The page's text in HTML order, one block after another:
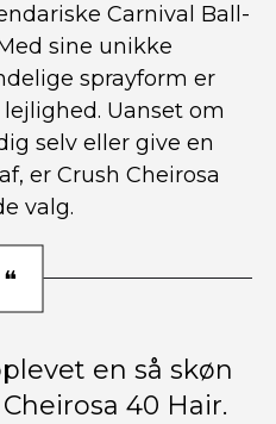
Carnival Ball-
sine unikke
sprayform er
Uanset om
selv eller give en
er Crush Cheirosa
valg.
en så skøn
40 Hair.